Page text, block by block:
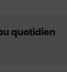
quotidien